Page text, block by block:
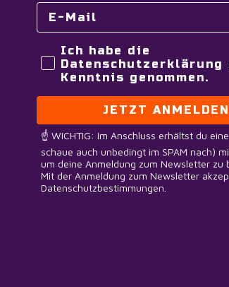
Ich habe die
Datenschutzerklärung
Kenntnis genommen.
JETZT
☝️ WICHTIG: Im Anschluss erhältst du
schaue auch unbedingt im SPAM nach)
um deine Anmeldung zum Newsletter zu
Mit der Anmeldung zum Newsletter
Datenschutzbestimmungen.